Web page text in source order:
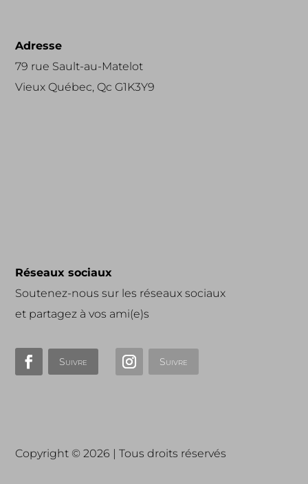
Adresse
79 rue Sault-au-Matelot
Vieux Québec, Qc G1K3Y9
Réseaux sociaux
Soutenez-nous sur les réseaux sociaux
et partagez à vos ami(e)s
Suivre Suivre
Copyright © 2026 | Tous droits réservés